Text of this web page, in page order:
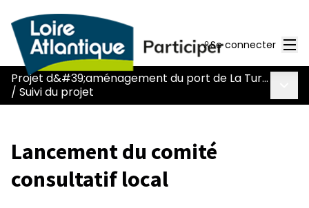
Se connecter
Projet d&#39;aménagement du port de La Turballe
/ Suivi du projet
Lancement du comité
consultatif local